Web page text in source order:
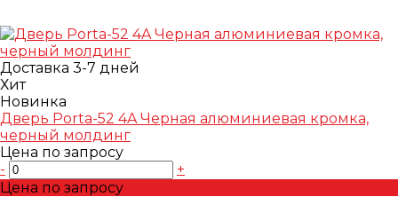
Доставка 3-7 дней
Хит
Новинка
Дверь Porta-52 4A Черная алюминиевая кромка,
черный молдинг
Цена по запросу
-
+
Цена по запросу